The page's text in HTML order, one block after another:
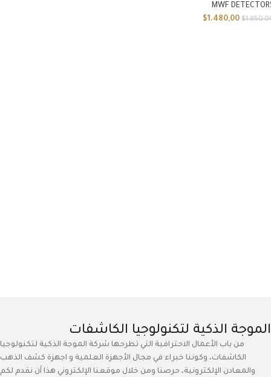
MWF
$
$ 1.480,00
الموجة الذكية لتكنولوجيا الكاشفات
من باب الأعمال الاحترافية التي تطرحها شركة الموجة الذكية لتكنولوجيا
الكاشفات، وكوننا خبراء في مجال الأجهزة العلمية و اجهزة كشف الذهب
والمعادن الإلكترونية، حرصنا ومن خلال موقعنا الإلكتروني هذا أن نقدم لكم